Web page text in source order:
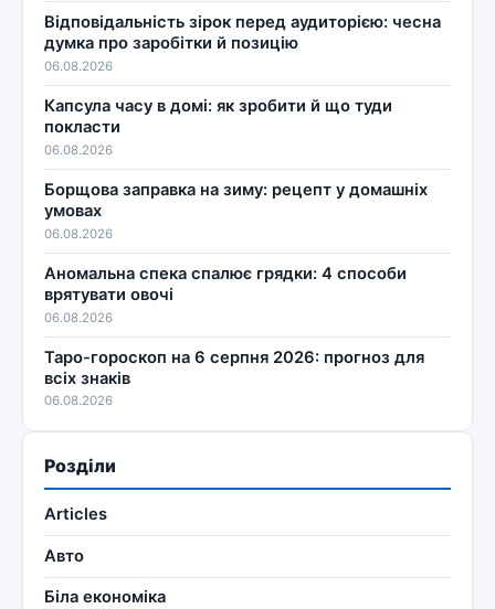
Відповідальність зірок перед аудиторією: чесна
думка про заробітки й позицію
06.08.2026
Капсула часу в домі: як зробити й що туди
покласти
06.08.2026
Борщова заправка на зиму: рецепт у домашніх
умовах
06.08.2026
Аномальна спека спалює грядки: 4 способи
врятувати овочі
06.08.2026
Таро-гороскоп на 6 серпня 2026: прогноз для
всіх знаків
06.08.2026
Розділи
Articles
Авто
Біла економіка